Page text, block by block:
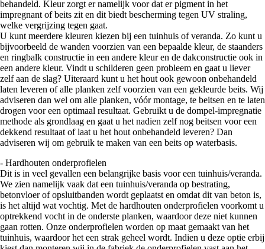
behandeld. Kleur zorgt er namelijk voor dat er pigment in het
impregnant of beits zit en dit biedt bescherming tegen UV straling,
welke vergrijzing tegen gaat.
U kunt meerdere kleuren kiezen bij een tuinhuis of veranda. Zo kunt u
bijvoorbeeld de wanden voorzien van een bepaalde kleur, de staanders
en ringbalk constructie in een andere kleur en de dakconstructie ook in
een andere kleur. Vindt u schilderen geen probleem en gaat u liever
zelf aan de slag? Uiteraard kunt u het hout ook gewoon onbehandeld
laten leveren of alle planken zelf voorzien van een gekleurde beits. Wij
adviseren dan wel om alle planken, vóór montage, te beitsen en te laten
drogen voor een optimaal resultaat. Gebruikt u de dompel-impregnatie
methode als grondlaag en gaat u het nadien zelf nog beitsen voor een
dekkend resultaat of laat u het hout onbehandeld leveren? Dan
adviseren wij om gebruik te maken van een beits op waterbasis.
- Hardhouten onderprofielen
Dit is in veel gevallen een belangrijke basis voor een tuinhuis/veranda.
We zien namelijk vaak dat een tuinhuis/veranda op bestrating,
betonvloer of opsluitbanden wordt geplaatst en omdat dit van beton is,
is het altijd wat vochtig. Met de hardhouten onderprofielen voorkomt u
optrekkend vocht in de onderste planken, waardoor deze niet kunnen
gaan rotten. Onze onderprofielen worden op maat gemaakt van het
tuinhuis, waardoor het een strak geheel wordt. Indien u deze optie erbij